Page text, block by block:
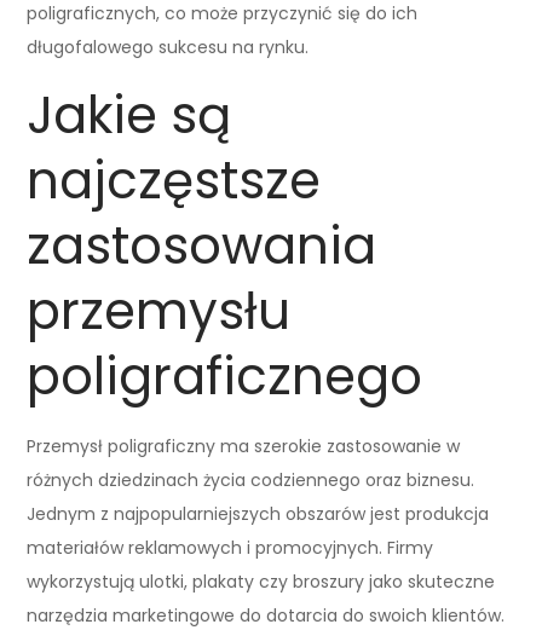
poligraficznych, co może przyczynić się do ich
długofalowego sukcesu na rynku.
Jakie są
najczęstsze
zastosowania
przemysłu
poligraficznego
Przemysł poligraficzny ma szerokie zastosowanie w
różnych dziedzinach życia codziennego oraz biznesu.
Jednym z najpopularniejszych obszarów jest produkcja
materiałów reklamowych i promocyjnych. Firmy
wykorzystują ulotki, plakaty czy broszury jako skuteczne
narzędzia marketingowe do dotarcia do swoich klientów.